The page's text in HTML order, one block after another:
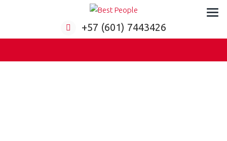
Formación virtual para empresas
+57 (601) 7443426